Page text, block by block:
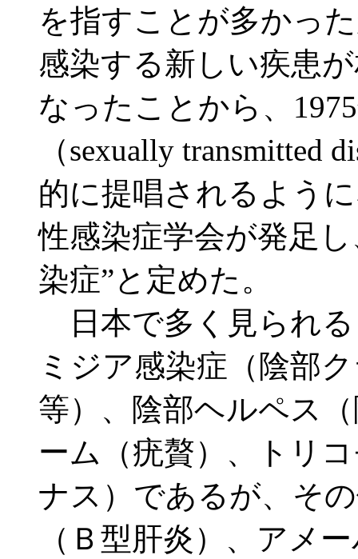
を指すことが多かっ
感染する新しい疾患
なったことから、
（sexually transmitted
的に提唱されるよう
性感染症学会が発足
染症”と定めた。
日本で多く見られ
ミジア感染症（陰部
等）、陰部ヘルペス
ーム（疣贅）、トリ
ナス）であるが、そ
（Ｂ型肝炎）、アメ